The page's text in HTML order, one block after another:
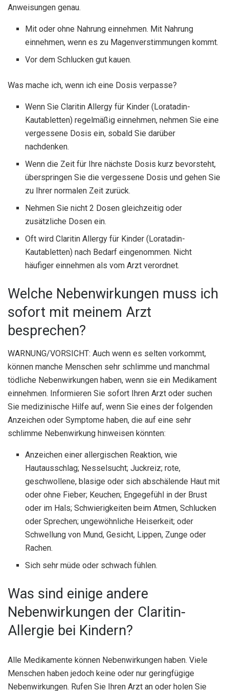
Anweisungen genau.
Mit oder ohne Nahrung einnehmen. Mit Nahrung
einnehmen, wenn es zu Magenverstimmungen kommt.
Vor dem Schlucken gut kauen.
Was mache ich, wenn ich eine Dosis verpasse?
Wenn Sie Claritin Allergy für Kinder (Loratadin-
Kautabletten) regelmäßig einnehmen, nehmen Sie eine
vergessene Dosis ein, sobald Sie darüber
nachdenken.
Wenn die Zeit für Ihre nächste Dosis kurz bevorsteht,
überspringen Sie die vergessene Dosis und gehen Sie
zu Ihrer normalen Zeit zurück.
Nehmen Sie nicht 2 Dosen gleichzeitig oder
zusätzliche Dosen ein.
Oft wird Claritin Allergy für Kinder (Loratadin-
Kautabletten) nach Bedarf eingenommen. Nicht
häufiger einnehmen als vom Arzt verordnet.
Welche Nebenwirkungen muss ich
sofort mit meinem Arzt
besprechen?
WARNUNG/VORSICHT: Auch wenn es selten vorkommt,
können manche Menschen sehr schlimme und manchmal
tödliche Nebenwirkungen haben, wenn sie ein Medikament
einnehmen. Informieren Sie sofort Ihren Arzt oder suchen
Sie medizinische Hilfe auf, wenn Sie eines der folgenden
Anzeichen oder Symptome haben, die auf eine sehr
schlimme Nebenwirkung hinweisen könnten:
Anzeichen einer allergischen Reaktion, wie
Hautausschlag; Nesselsucht; Juckreiz; rote,
geschwollene, blasige oder sich abschälende Haut mit
oder ohne Fieber; Keuchen; Engegefühl in der Brust
oder im Hals; Schwierigkeiten beim Atmen, Schlucken
oder Sprechen; ungewöhnliche Heiserkeit; oder
Schwellung von Mund, Gesicht, Lippen, Zunge oder
Rachen.
Sich sehr müde oder schwach fühlen.
Was sind einige andere
Nebenwirkungen der Claritin-
Allergie bei Kindern?
Alle Medikamente können Nebenwirkungen haben. Viele
Menschen haben jedoch keine oder nur geringfügige
Nebenwirkungen. Rufen Sie Ihren Arzt an oder holen Sie